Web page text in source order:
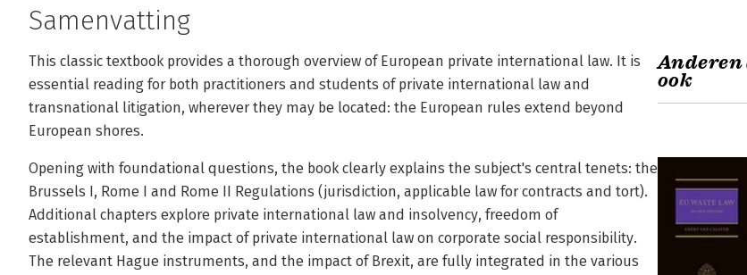
Samenvatting
This classic textbook provides a thorough overview of European private international law. It is
essential reading for both practitioners and students of private international law and
transnational litigation, wherever they may be located: the European rules extend beyond
European shores.
Opening with foundational questions, the book clearly explains the subject's central tenets: the
Brussels I, Rome I and Rome II Regulations (jurisdiction, applicable law for contracts and tort).
Additional chapters explore private international law and insolvency, freedom of
establishment, and the impact of private international law on corporate social responsibility.
The relevant Hague instruments, and the impact of Brexit, are fully integrated in the various
Anderen
ook